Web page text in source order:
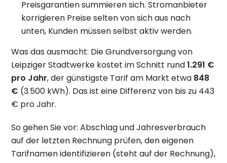
Preisgarantien summieren sich. Stromanbieter
korrigieren Preise selten von sich aus nach
unten, Kunden müssen selbst aktiv werden.
Was das ausmacht: Die Grundversorgung von
Leipziger Stadtwerke kostet im Schnitt rund1.291 €
pro Jahr, der günstigste Tarif am Markt etwa 848
€ (3.500 kWh). Das ist eine Differenz von bis zu 443
€ pro Jahr.
So gehen Sie vor: Abschlag und Jahresverbrauch
auf der letzten Rechnung prüfen, den eigenen
Tarifnamen identifizieren (steht auf der Rechnung),